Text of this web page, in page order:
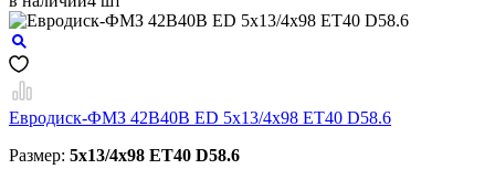
Евродиск-ФМЗ 42B40B ED 5x13/4x98 ЕТ40 D58.6
Размер: 5x13/4x98 ЕТ40 D58.6